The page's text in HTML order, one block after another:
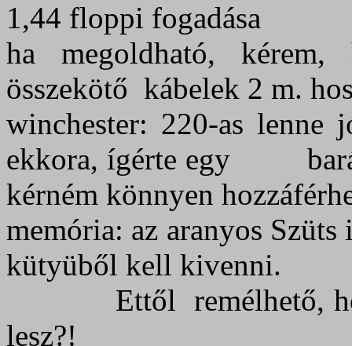
1,44 floppi fogadása
ha megoldható,
összekötő kábelek 2 m.
winchester: 220-as lenne
ekkora, ígérte egy
kérném könnyen
memória: az aranyos
kütyüből kell kivenni.
Ettől
remélhető,
lesz?!